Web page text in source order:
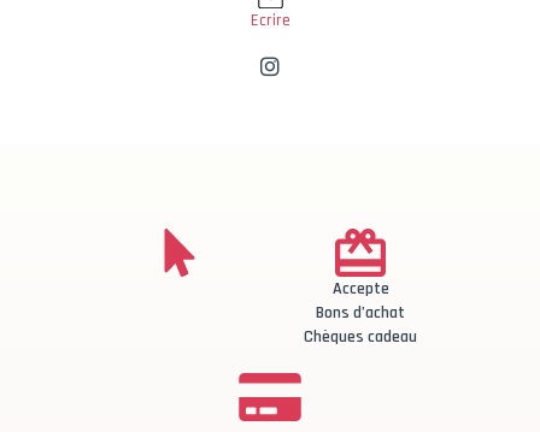
Ecrire
Accepte
Bons d’achat
Chèques cadeau